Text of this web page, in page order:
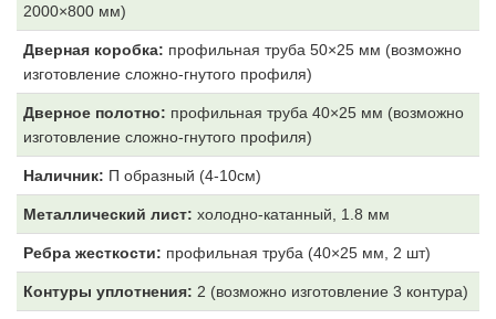
2000×800 мм)
Дверная коробка: профильная труба 50×25 мм (возможно
изготовление сложно-гнутого профиля)
Дверное полотно: профильная труба 40×25 мм (возможно
изготовление сложно-гнутого профиля)
Наличник: П образный (4-10см)
Металлический лист: холодно-катанный, 1.8 мм
Ребра жесткости: профильная труба (40×25 мм, 2 шт)
Контуры уплотнения: 2 (возможно изготовление 3 контура)